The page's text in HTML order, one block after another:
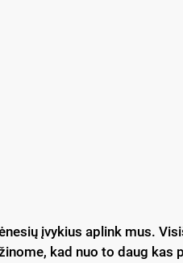
įvykius aplink mus.
kad nuo to daug kas